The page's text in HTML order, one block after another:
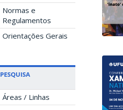
Normas e
Regulamentos
Orientações Gerais
PESQUISA
Áreas / Linhas